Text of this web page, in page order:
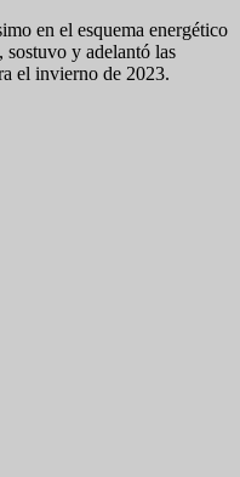
en el esquema energético
sostuvo y adelantó las
el invierno de 2023.